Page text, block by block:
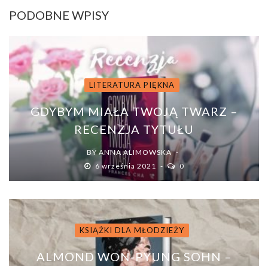
PODOBNE WPISY
LITERATURA PIĘKNA
GDYBYM MIAŁA TWOJĄ TWARZ –
RECENZJA TYTUŁU
BY ANNA ALIMOWSKA
6 września 2021
0
KSIĄŻKI DLA MŁODZIEŻY
ALMOND WON-PYUNG SOHN –